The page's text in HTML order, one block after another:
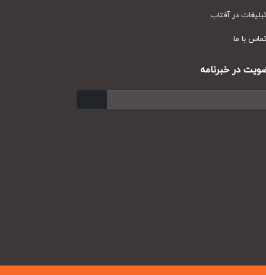
در آفتاب
با ما
در خبرنامه